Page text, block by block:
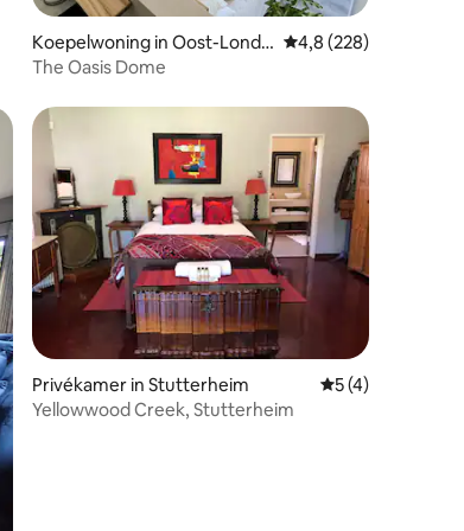
Koepelwoning in Oost-Londe
n
Gemiddelde
4,8 (228)
The Oasis Dome
Privékamer in Stutterheim Gemiddelde
5 (4)
Yellowwood Creek, Stutterheim